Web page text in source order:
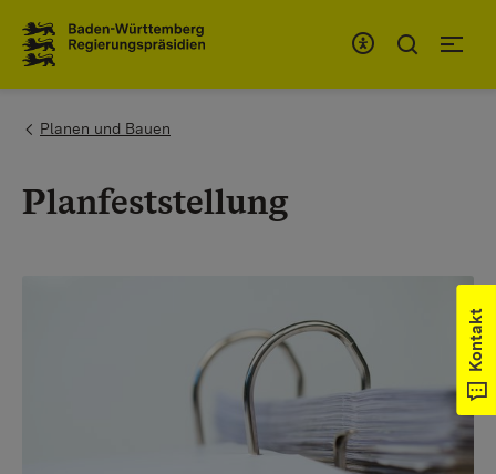
You are here:
Planen und Bauen
Planfeststellung
Kontakt